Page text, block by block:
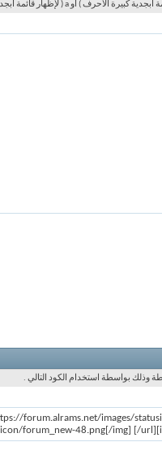
وذلك بواسطة استخدام الكود التالي .